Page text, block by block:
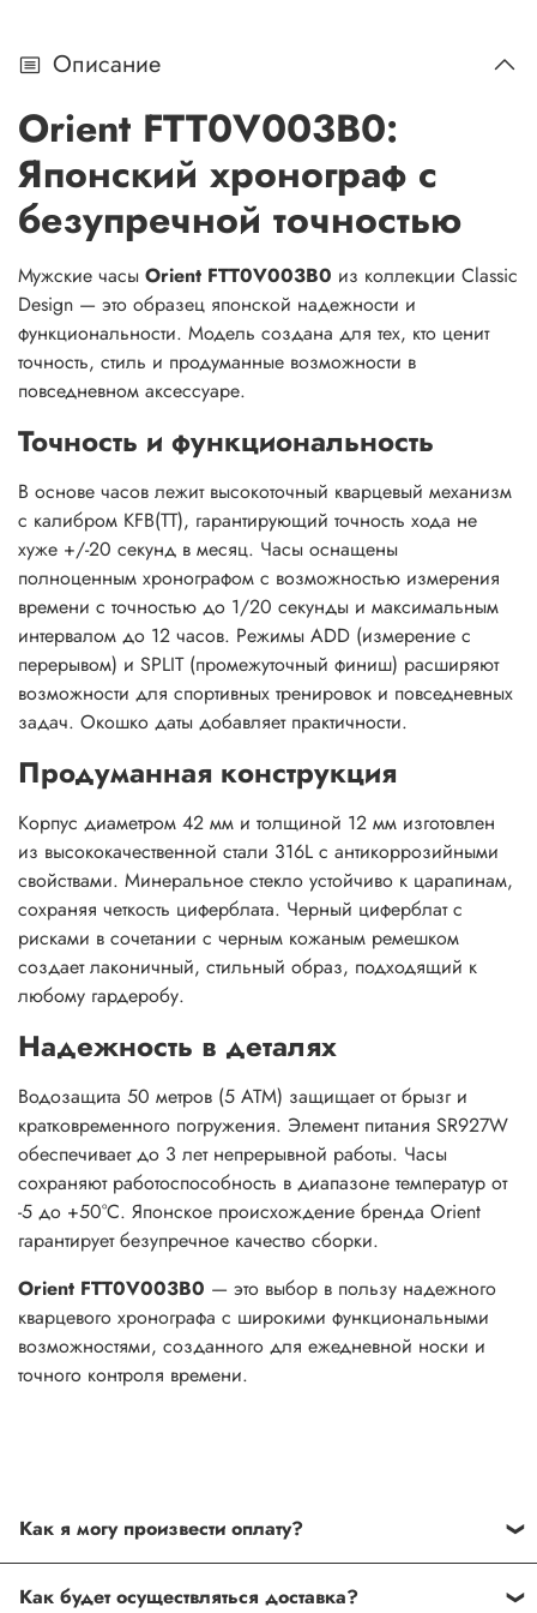
Описание
Orient FTT0V003B0:
Японский хронограф с
безупречной точностью
Мужские часы Orient FTT0V003B0 из коллекции Classic
Design — это образец японской надежности и
функциональности. Модель создана для тех, кто ценит
точность, стиль и продуманные возможности в
повседневном аксессуаре.
Точность и функциональность
В основе часов лежит высокоточный кварцевый механизм
с калибром KFB(TT), гарантирующий точность хода не
хуже +/-20 секунд в месяц. Часы оснащены
полноценным хронографом с возможностью измерения
времени с точностью до 1/20 секунды и максимальным
интервалом до 12 часов. Режимы ADD (измерение с
перерывом) и SPLIT (промежуточный финиш) расширяют
возможности для спортивных тренировок и повседневных
задач. Окошко даты добавляет практичности.
Продуманная конструкция
Корпус диаметром 42 мм и толщиной 12 мм изготовлен
из высококачественной стали 316L с антикоррозийными
свойствами. Минеральное стекло устойчиво к царапинам,
сохраняя четкость циферблата. Черный циферблат с
рисками в сочетании с черным кожаным ремешком
создает лаконичный, стильный образ, подходящий к
любому гардеробу.
Надежность в деталях
Водозащита 50 метров (5 АТМ) защищает от брызг и
кратковременного погружения. Элемент питания SR927W
обеспечивает до 3 лет непрерывной работы. Часы
сохраняют работоспособность в диапазоне температур от
-5 до +50°C. Японское происхождение бренда Orient
гарантирует безупречное качество сборки.
Orient FTT0V003B0 — это выбор в пользу надежного
кварцевого хронографа с широкими функциональными
возможностями, созданного для ежедневной носки и
точного контроля времени.
Как я могу произвести оплату?
Как будет осуществляться доставка?